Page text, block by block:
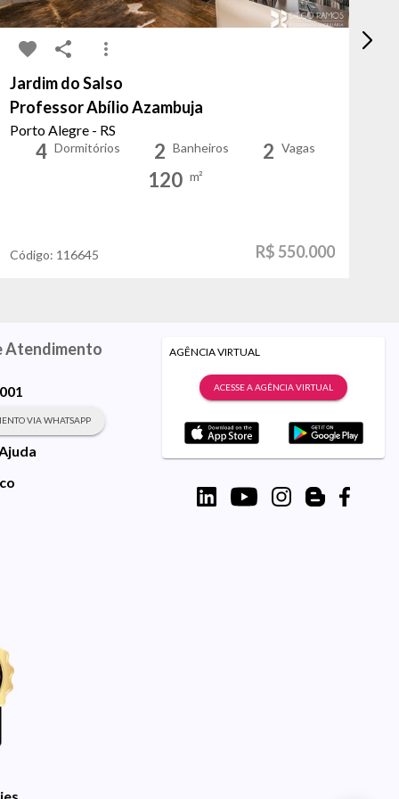
Jardim do Salso
Professor Abílio Azambuja
Porto Alegre - RS
4 Dormitórios 2 Banheiros 2 Vagas
120 m²
Código: 116645 R$ 550.000
Atendimento
VIA WHATSAPP
AGÊNCIA VIRTUAL
ACESSE A AGÊNCIA VIRTUAL